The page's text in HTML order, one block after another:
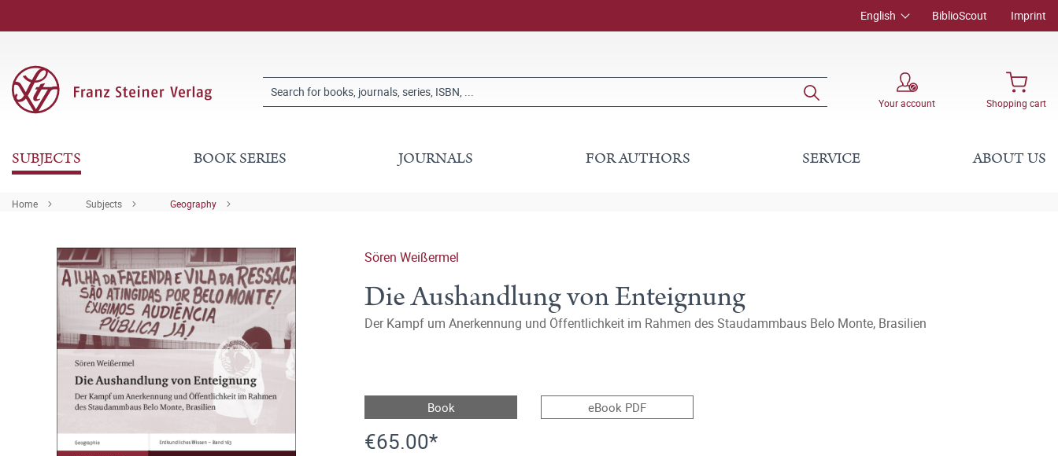
English BiblioScout Imprint
Your account Shopping cart
SUBJECTS BOOK SERIES JOURNALS FOR AUTHORS SERVICE ABOUT US
Home Subjects Geography
Sören Weißermel
Die Aushandlung von Enteignung
Der Kampf um Anerkennung und Öffentlichkeit im Rahmen des Staudammbaus Belo Monte, Brasilien
Book eBook PDF
€65.00*